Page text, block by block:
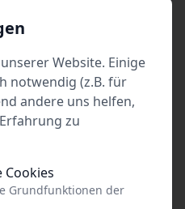
Alle Events anzeigen
Website. Einige
notwendig (z.B. für
andere uns helfen,
zu
Cookies
Grundfunktionen der